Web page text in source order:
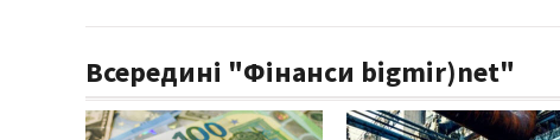
Всередині "Фінанси bigmir)net"